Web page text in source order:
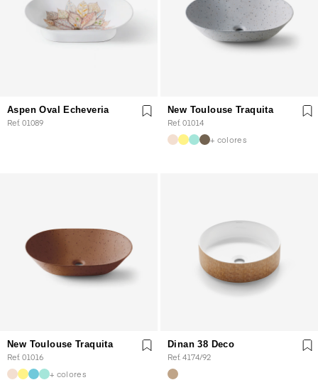
Aspen Oval Echeveria
Ref. 01089
New Toulouse Traquita
Ref. 01014
+ colores
New Toulouse Traquita
Ref. 01016
+ colores
Dinan 38 Deco
Ref. 4174/92